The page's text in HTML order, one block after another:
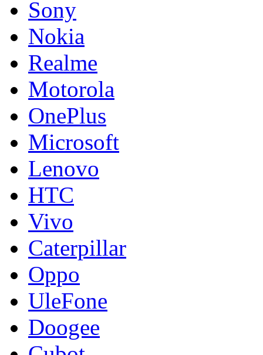
Sony
Nokia
Realme
Motorola
OnePlus
Microsoft
Lenovo
HTC
Vivo
Caterpillar
Oppo
UleFone
Doogee